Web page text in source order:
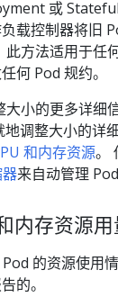
或
载控制器将旧
此方法适用于任
何 Pod 规约。
大小的更多详细
地调整大小的详
和内存资源。
来自动管理
内存资源用
的资源使用
的。